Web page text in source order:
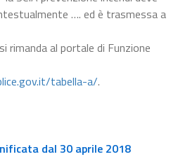
…. ed è trasmessa a
rimanda al portale di Funzione
tabella-a/.
dal 30 aprile 2018